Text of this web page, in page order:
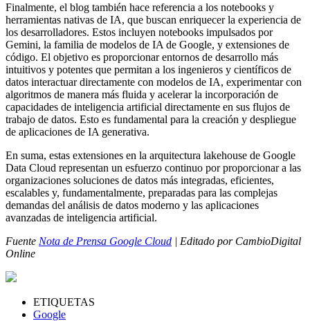
Finalmente, el blog también hace referencia a los notebooks y
herramientas nativas de IA, que buscan enriquecer la experiencia de
los desarrolladores. Estos incluyen notebooks impulsados por
Gemini, la familia de modelos de IA de Google, y extensiones de
código. El objetivo es proporcionar entornos de desarrollo más
intuitivos y potentes que permitan a los ingenieros y científicos de
datos interactuar directamente con modelos de IA, experimentar con
algoritmos de manera más fluida y acelerar la incorporación de
capacidades de inteligencia artificial directamente en sus flujos de
trabajo de datos. Esto es fundamental para la creación y despliegue
de aplicaciones de IA generativa.
En suma, estas extensiones en la arquitectura lakehouse de Google
Data Cloud representan un esfuerzo continuo por proporcionar a las
organizaciones soluciones de datos más integradas, eficientes,
escalables y, fundamentalmente, preparadas para las complejas
demandas del análisis de datos moderno y las aplicaciones
avanzadas de inteligencia artificial.
Fuente Nota de Prensa Google Cloud | Editado por CambioDigital
Online
ETIQUETAS
Google